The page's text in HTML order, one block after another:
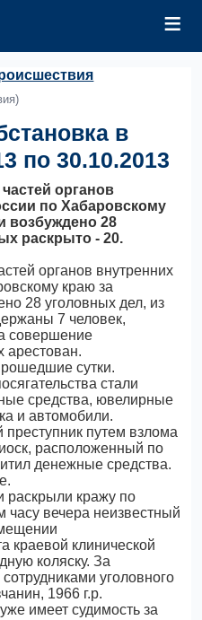
≡
в
по 30.10.2013
органов
по Хабаровскому
возбуждено 28
раскрыто - 20.
органов внутренних
краю за
28 уголовных дел, из
7 человек,
совершение
арестован.
сутки.
стали
средства, ювелирные
и автомобили.
путем взлома
расположенный по
денежные средства.
раскрыли кражу по
вечера неизвестный
краевой клинической
коляску. За
уголовного
1966 г.р.
имеет судимость за